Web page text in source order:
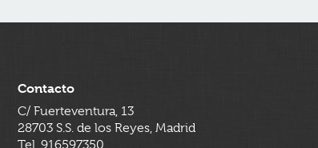
Contacto
C/ Fuerteventura, 13
28703 S.S. de los Reyes, Madrid
Tel. 916597350